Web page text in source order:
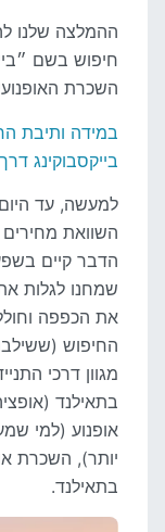
ההמלצה שלנו
חיפוש בשם
השכרת
במידה ותיבת
בייקסבוקינג דרך
למעשה, עד היום
השוואת מחירים
הדבר קיים
שמחנו לגלות את
את הכפפה
החיפוש
מגוון דרכי
בתאילנד
אופנוע (למי
יותר), השכרת
בתאילנד.